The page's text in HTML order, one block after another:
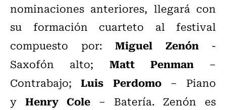
nominaciones anteriores, llegará con
su formación cuarteto al festival
compuesto por: Miguel Zenón-
Saxofón alto; Matt Penman–
Contrabajo;Luis Perdomo– Piano
y Henry Cole – Batería. Zenón es